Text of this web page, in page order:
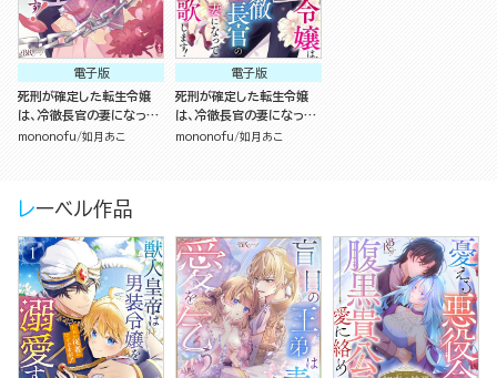
電子版
死刑が確定した転生令嬢
は、冷徹長官の妻になって
三度目の人生を謳歌しま
mononofu 如月あこ
電子版
死刑が確定した転生令嬢
は、冷徹長官の妻になって
三度目の人生を謳歌しま
mononofu 如月あこ
レーベル作品